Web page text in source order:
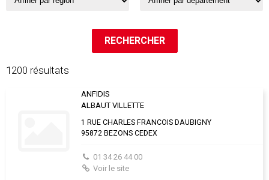
1200 résultats
ANFIDIS
ALBAUT VILLETTE
1 RUE CHARLES FRANCOIS DAUBIGNY
95872 BEZONS CEDEX
01 34 26 44 00
Voir le site